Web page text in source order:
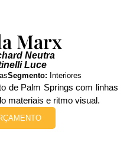
Marx
Neutra
Luce
Segmento: Interiores
de Palm Springs com linhas
materiais e ritmo visual.